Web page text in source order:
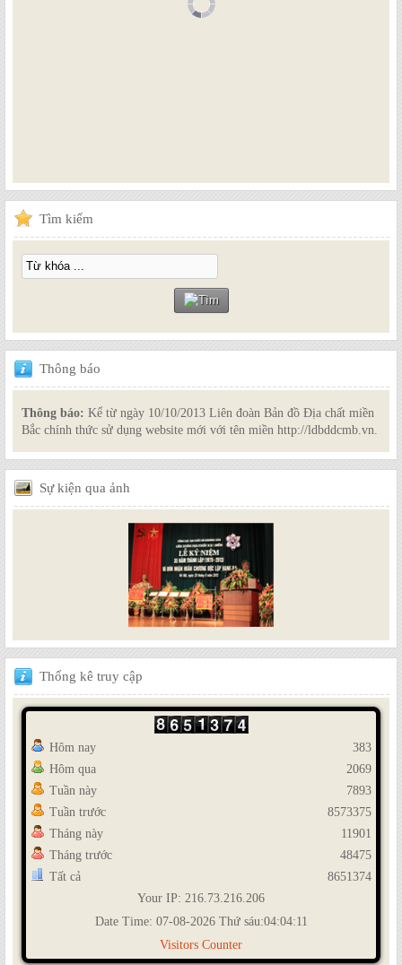
Tìm kiếm
Thông báo
Thông báo: Kể từ ngày 10/10/2013 Liên đoàn Bản đồ Địa chất miền
Bắc chính thức sử dụng website mới với tên miền http://ldbddcmb.vn.
Sựkiện qua ảnh
Thống kê truy cập
Hôm nay
Hôm qua
Tuần này
Tuần trước
Tháng này
Tháng trước
Tất cả
383
2069
7893
8573375
11901
48475
8651374
Your IP: 216.73.216.206
Date Time: 07-08-2026 Thứ sáu:04:04:11
Visitors Counter